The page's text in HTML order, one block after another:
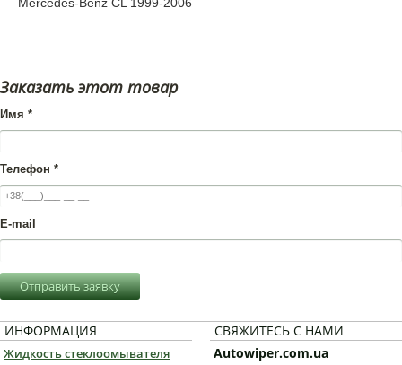
Заказать этот товар
Имя *
Телефон *
E-mail
Отправить заявку
ИНФОРМАЦИЯ
Жидкость стеклоомывателя
СВЯЖИТЕСЬ С НАМИ
Autowiper.com.ua